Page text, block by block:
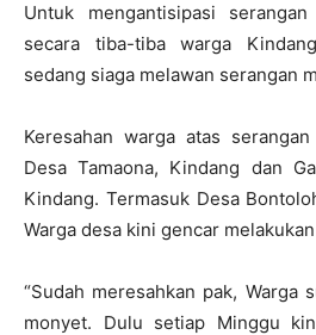
Untuk mengantisipasi
secara tiba-tiba warga
sedang siaga melawan serangan
Keresahan warga atas
Desa Tamaona, Kindang dan
Kindang. Termasuk Desa
Warga desa kini gencar
“Sudah meresahkan pak, Warga
monyet. Dulu setiap Minggu